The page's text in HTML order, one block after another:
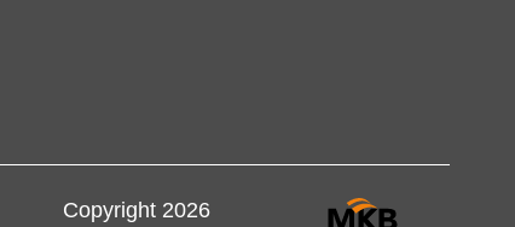
Copyright 2026